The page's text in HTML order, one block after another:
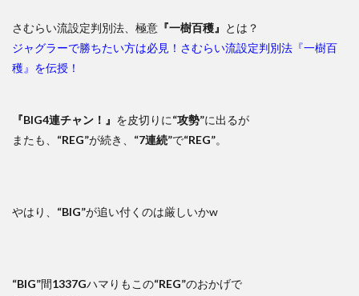
さむらい流設定判別法、極意 『一樹百穫』 とは？
ジャグラーで勝ちたい方は必見！さむらい流設定判別法『一樹百
穫』を伝授！
『BIG4連チャン！』 を皮切りに“攻勢”に出るが
またも、 “REG”が続き、 “7連続”で“REG”。
やはり、 “BIG”が追い付くのは厳しいかw
“BIG”間1337Gハマりもこの“REG”のおかげで